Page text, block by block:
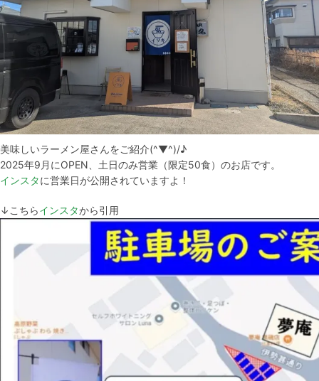
美味しいラーメン屋さんをご紹介(^▼^)/♪
2025年9月にOPEN、土日のみ営業（限定50食）のお店です。
インスタに営業日が公開されていますよ！
↓こちらインスタから引用